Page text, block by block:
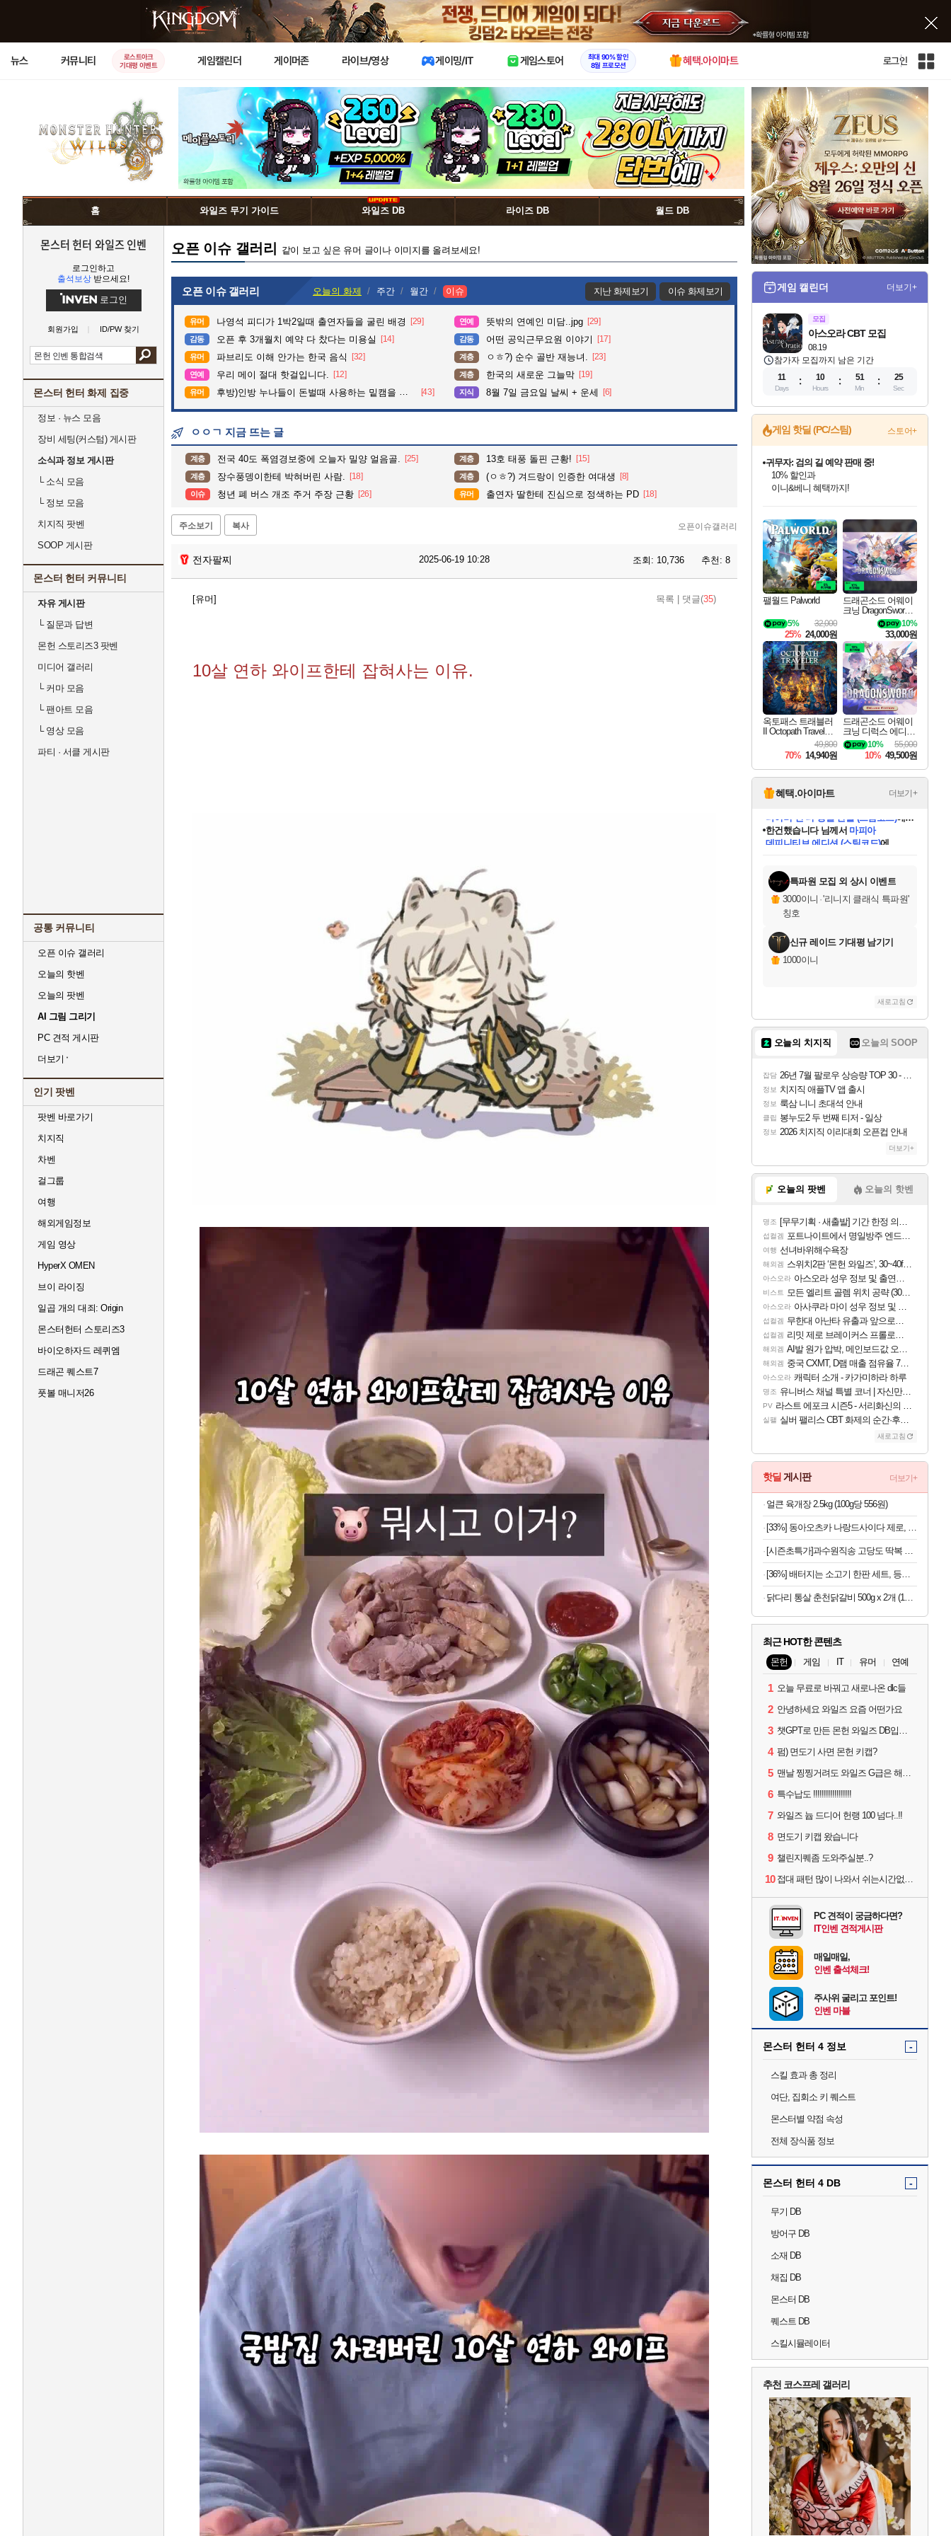
X
뉴스 커뮤니티
로스트아크
기대평 이벤트
게임캘린더 게이머존 라이브/영상 게이밍/IT 게임스토어
최대 90% 할인
8월 프로모션
혜택.아이마트 로그인
인
체
사
홈 와일즈 무기 가이드 와일즈 DB 라이즈 DB 월드 DB
몬스터 헌터 와일즈 인벤
로그인하고
출석보상 받으세요!
로그인
회원가입 ID/PW 찾기
몬스터 헌터 화제 집중
정보 · 뉴스 모음
장비 세팅(커스텀) 게시판
소식과 정보 게시판
└소식 모음
└정보 모음
치지직 팟벤
SOOP 게시판
몬스터 헌터 커뮤니티
자유 게시판
└질문과 답변
몬헌 스토리즈3 팟벤
미디어 갤러리
└커마 모음
└팬아트 모음
└영상 모음
파티 · 서클 게시판
공통 커뮤니티
오픈 이슈 갤러리
오늘의 핫벤
오늘의 팟벤
AI 그림 그리기
PC 견적 게시판
더보기
인기 팟벤
팟벤 바로가기
치지직
차벤
걸그룹
여행
해외게임정보
게임 영상
HyperX OMEN
브이 라이징
일곱 개의 대죄: Origin
몬스터헌터 스토리즈3
바이오하자드 레퀴엠
드래곤 퀘스트7
풋볼 매니저26
오픈 이슈 갤러리 같이 보고 싶은 유머 글이나 이미지를 올려보세요!
오픈 이슈 갤러리 오늘의 화제 주간 월간 이슈 지난 화제보기 이슈 화제보기
유머 나영석 피디가 1박2일때 출연자들을 굴린 배경 [29] 연예 뜻밖의 연예인 미담..jpg [29]
감동 오픈 후 3개월치 예약 다 찼다는 미용실 [14] 감동 어떤 공익근무요원 이야기 [17]
유머 파브리도 이해 안가는 한국 음식 [32] 계층 ㅇㅎ?) 순수 골반 재능녀. [23]
연예 우리 메이 절대 핫걸입니다. [12] 계층 한국의 새로운 그늘막 [19]
유머 후방)인방 누나들이 돈벌때 사용하는 밑캠을 알아보자 [43] 지식 8월 7일 금요일 날씨 + 운세 [6]
ㅇㅇㄱ 지금 뜨는 글
계층 전국 40도 폭염경보중에 오늘자 밀양 얼음골. [25] 계층 13호 태풍 돌핀 근황! [15]
계층 장수풍뎅이한테 박혀버린 사람. [18] 계층 (ㅇㅎ?) 겨드랑이 인증한 여대생 [8]
이슈 청년 폐 버스 개조 주거 주장 근황 [26] 유머 출연자 딸한테 진심으로 정색하는 PD [18]
주소보기 복사 오픈이슈갤러리
전자팔찌 2025-06-19 10:28 조회: 10,736 추천: 8
[유머] 목록 댓글(35)
10살 연하 와이프한테 잡혀사는 이유.
게임 캘린더 더보기+
모집
08.19
아스오라 CBT 모집
참가자 모집까지 남은 기간
11
Days
10
Hours
51
Min
24
Sec
게임 핫딜 (PC/스팀) 스토어+
최대 90% 할인가를 만나보세요!
네이버혜택과 함께 만나보세요!
50%할인&추가 적립까지!
네이버 포인트 혜택까지!
귀무자: 검의 길 예약 판매 중!
10% 할인과
이니&베니 혜택까지!
네이버 혜택가와 함께 예약하세요!
할인&네이버혜택으로 만나보세요!
네이버페이 혜택과 만나보세요!
40주년 프로모션으로 만나보세요!
할인가에 만나보세요!
일부 에디션 상시 할인!
혜택으로 예약 판매 중
편안하게 충전하세요
팰월드 Palworld
32,000
5%
25% 24,000원
드래곤소드 어웨이
크닝 DragonSword A
10%
33,000원
옥토패스 트래블러
II Octopath Traveler I
49,800
70% 14,940원
드래곤소드 어웨이
크닝 디럭스 에디션
DragonSword Awake
ning Deluxe Edition
55,000
10%
10% 49,500원
혜택.아이마트 더보기+
교환.
당첨되셨습니다.
당첨되셨습니다.
한건했습니다님께서마피아
데피니티브 에디션 (스팀코드)에
당첨되셨습니다.
당첨되셨습니다.
당첨되셨습니다.
당첨되셨습니다.
에디션 (스팀코드)를 교환.
당첨되셨습니다.
특파원 모집 외 상시 이벤트
3000이니 ·'리니지 클래식 특파원'
칭호
신규 레이드 기대평 남기기
1000이니
새로고침
오늘의 치지직 오늘의 SOOP
잡담 26년 7월 팔로우 상승량 TOP 30 - 월간 치지직
정보 치지직 애플TV 앱 출시
정보 룩삼 니니 초대석 안내
클립 봉누도2 두 번째 티저 - 일상
정보 2026 치지직 이리대회 오픈컵 안내
더보기+
오늘의 팟벤 오늘의 핫벤
명조 [무무기획 · 새출발] 기간 한정 의뢰 이벤트
섭컬겜 포트나이트에서 명일방주 엔드필드 [펠리카] 판매 예정
여행 선녀바위해수욕장
해외겜 스위치2판 ‘몬헌 와일즈’, 30~40fps 목표 추정
아스오라 아스오라 성우 정보 및 출연작 모음
비스트 모든 엘리트 골렘 위치 공략 (30개) - 방랑 결투가
아스오라 아사쿠라 마이 성우 정보 및 주요 필모
섭컬겜 무한대 아난타 유출과 앞으로의 예상 (루머)
섭컬겜 리밋 제로 브레이커스 프롤로그 테스트 후기 영상 업로드
해외겜 AI발 원가 압박, 메인보드값 오르나
해외겜 중국 CXMT, D램 매출 점유율 7%…글로벌 4위로 부상
아스오라 캐릭터 소개 - 카가미하라 하루
명조 유니버스 채널 특별 코너 | 자신만의 스타일
PV 라스트 에포크 시즌5 - 서리화신의 분노 티저
실팰 실버 팰리스 CBT 화제의 순간·후기 모음
새로고침
핫딜 게시판 더보기+
얼큰 육개장 2.5kg (100g당 556원)
[33%] 동아오츠카 나랑드사이다 제로, 오리지널, 345ml, 24개
[시즌초특가]과수원직송 고당도 딱복 차돌복숭아, 1박스, 2kg (9-10과)
[36%] 배터지는 소고기 한판 세트, 등심살 300g + 살치살 200g + 부채살 200g + 갈비살 200g + 우삼겹 300g, 1.2kg, 1세트
닭다리 통살 춘천닭갈비 500g x 2개 (1개당 6,950원)
최근 HOT한 콘텐츠
몬헌 게임 IT 유머 연예
1 오늘 무료로 바꿔고 새로나온 dlc들
2 안녕하세요 와일즈 요즘 어떤가요
3 챗GPT로 만든 몬헌 와일즈 DB입니다.
4 펌) 면도기 사면 몬헌 키캡?
5 맨날 찡찡거려도 와일즈 G급은 해야하니까 접속 jpg
6 특수납도 !!!!!!!!!!!!!!!!!!
7 와일즈 늅 드디어 헌랭 100 넘다..!!
8 면도기 키캡 왔습니다
9 챌린지퀘좀 도와주실분..?
10 접대 패턴 많이 나와서 쉬는시간없이 빡딜한것같은데..
PC 견적이 궁금하다면?
IT인벤 견적게시판
매일매일,
인벤 출석체크!
주사위 굴리고 포인트!
인벤 마블
몬스터 헌터 4 정보 -
스킬 효과 총 정리
여단, 집회소 키 퀘스트
몬스터별 약점 속성
전체 장식품 정보
몬스터 헌터 4 DB -
무기 DB
방어구 DB
소재 DB
채집 DB
몬스터 DB
퀘스트 DB
스킬시뮬레이터
추천 코스프레 갤러리